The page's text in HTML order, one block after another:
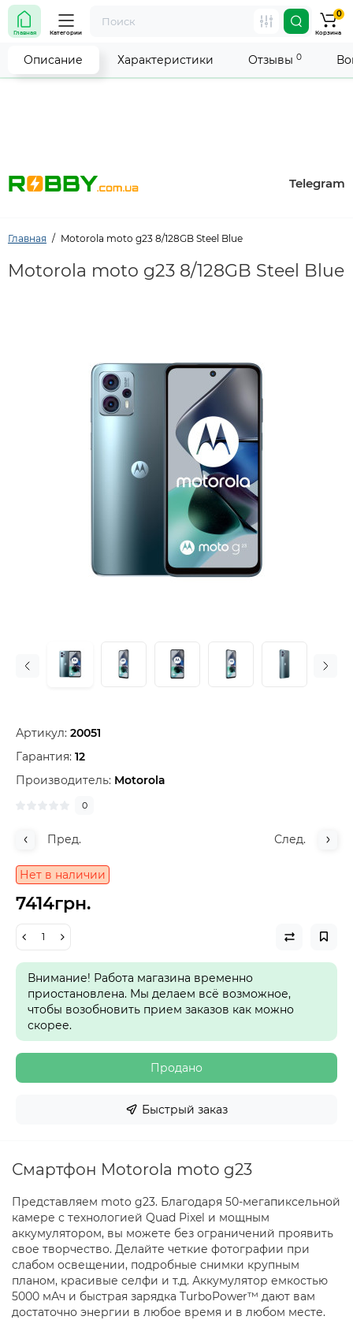
Внимание! Работа магазина временно приостановлена.
Мы делаем всё возможное, чтобы возобновить прием
заказов как можно скорее.
Telegram
Главная Категории
0
Корзина
Главная Motorola moto g23 8/128GB Steel Blue
Motorola moto g23 8/128GB Steel Blue
Артикул: 20051
Гарантия: 12
Производитель: Motorola
0
Пред. След.
Нет в наличии
7414грн.
Внимание! Работа магазина временно
приостановлена. Мы делаем всё возможное,
чтобы возобновить прием заказов как можно
скорее.
Продано
Быстрый заказ
Описание Характеристики Отзывы 0
Смартфон Motorola moto g23
Представляем moto g23. Благодаря 50-мегапиксельной
камере с технологией Quad Pixel и мощным
аккумулятором, вы можете без ограничений проявить
свое творчество. Делайте четкие фотографии при
слабом освещении, подробные снимки крупным
планом, красивые селфи и т.д. Аккумулятор емкостью
5000 мАч и быстрая зарядка TurboPower™ дают вам
достаточно энергии в любое время и в любом месте.